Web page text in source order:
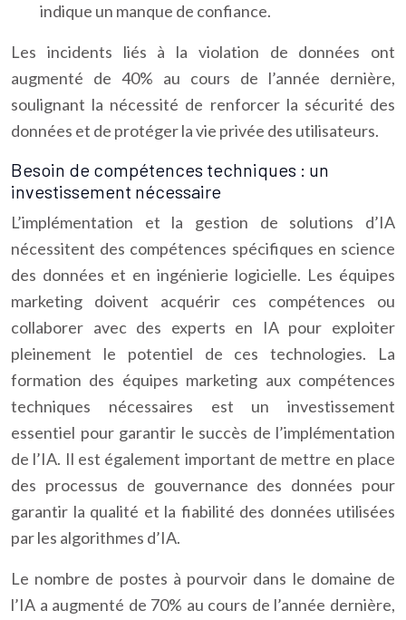
indique un manque de confiance.
Les incidents liés à la violation de données ont
augmenté de 40% au cours de l’année dernière,
soulignant la nécessité de renforcer la sécurité des
données et de protéger la vie privée des utilisateurs.
Besoin de compétences techniques : un
investissement nécessaire
L’implémentation et la gestion de solutions d’IA
nécessitent des compétences spécifiques en science
des données et en ingénierie logicielle. Les équipes
marketing doivent acquérir ces compétences ou
collaborer avec des experts en IA pour exploiter
pleinement le potentiel de ces technologies. La
formation des équipes marketing aux compétences
techniques nécessaires est un investissement
essentiel pour garantir le succès de l’implémentation
de l’IA. Il est également important de mettre en place
des processus de gouvernance des données pour
garantir la qualité et la fiabilité des données utilisées
par les algorithmes d’IA.
Le nombre de postes à pourvoir dans le domaine de
l’IA a augmenté de 70% au cours de l’année dernière,